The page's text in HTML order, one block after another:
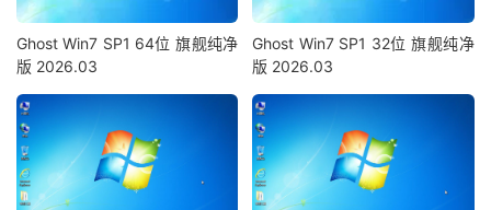
Ghost Win7 SP1 64位 旗舰纯净
版 2026.03
Ghost Win7 SP1 32位 旗舰纯净
版 2026.03